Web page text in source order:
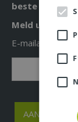
beste tuintips!
Meld u nu aan
E-mailadres: *